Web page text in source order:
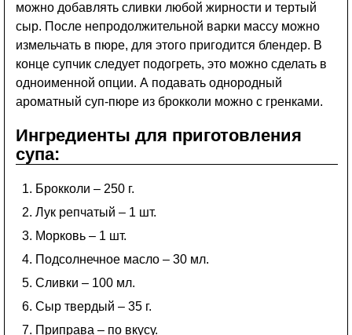
можно добавлять сливки любой жирности и тертый
сыр. После непродолжительной варки массу можно
измельчать в пюре, для этого пригодится блендер. В
конце супчик следует подогреть, это можно сделать в
одноименной опции. А подавать однородный
ароматный суп-пюре из брокколи можно с гренками.
Ингредиенты для приготовления
супа:
Брокколи – 250 г.
Лук репчатый – 1 шт.
Морковь – 1 шт.
Подсолнечное масло – 30 мл.
Сливки – 100 мл.
Сыр твердый – 35 г.
Приправа – по вкусу.